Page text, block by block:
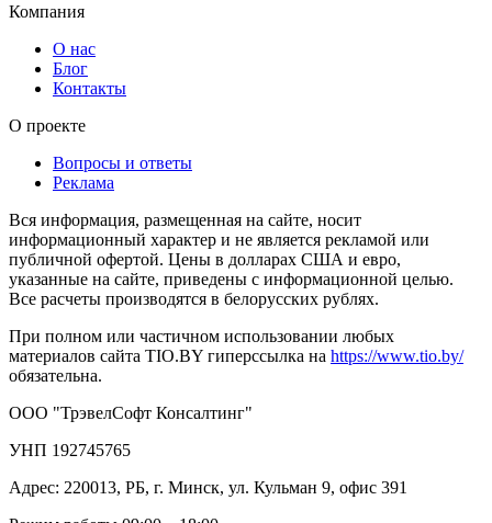
Компания
О нас
Блог
Контакты
О проекте
Вопросы и ответы
Реклама
Вся информация, размещенная на сайте, носит
информационный характер и не является рекламой или
публичной офертой. Цены в долларах США и евро,
указанные на сайте, приведены с информационной целью.
Все расчеты производятся в белорусских рублях.
При полном или частичном использовании любых
материалов сайта TIO.BY гиперссылка на https://www.tio.by/
обязательна.
ООО "ТрэвелСофт Консалтинг"
УНП 192745765
Адрес: 220013, РБ, г. Минск, ул. Кульман 9, офис 391